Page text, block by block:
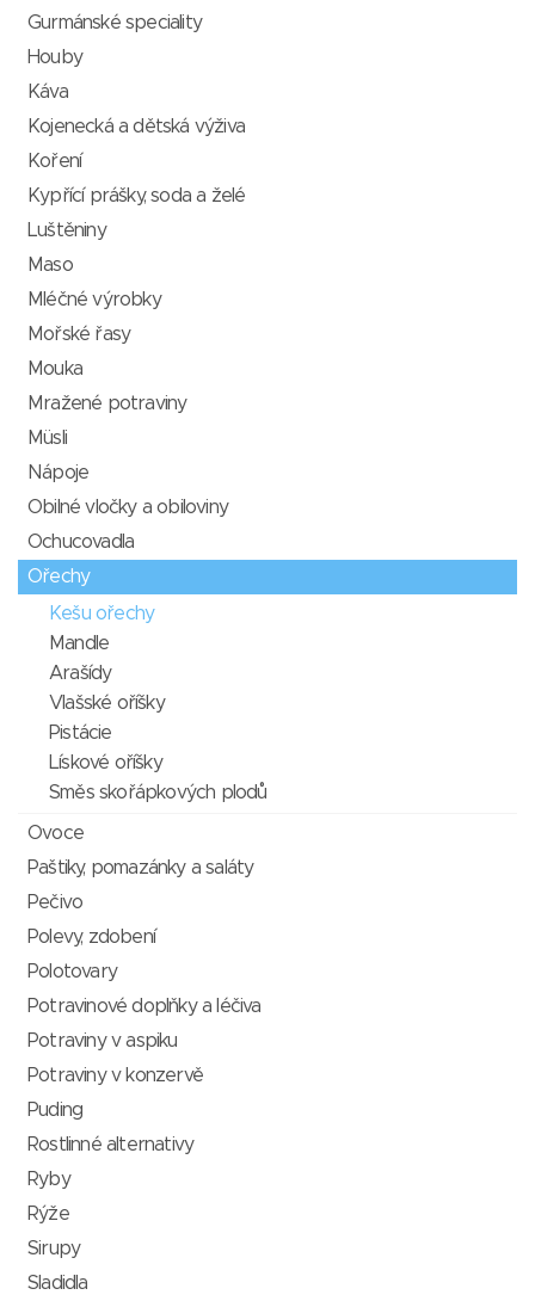
Gurmánské speciality
Houby
Káva
Kojenecká a dětská výživa
Koření
Kypřící prášky, soda a želé
Luštěniny
Maso
Mléčné výrobky
Mořské řasy
Mouka
Mražené potraviny
Müsli
Nápoje
Obilné vločky a obiloviny
Ochucovadla
Ořechy
Kešu ořechy
Mandle
Arašídy
Vlašské oříšky
Pistácie
Lískové oříšky
Směs skořápkových plodů
Ovoce
Paštiky, pomazánky a saláty
Pečivo
Polevy, zdobení
Polotovary
Potravinové doplňky a léčiva
Potraviny v aspiku
Potraviny v konzervě
Puding
Rostlinné alternativy
Ryby
Rýže
Sirupy
Sladidla